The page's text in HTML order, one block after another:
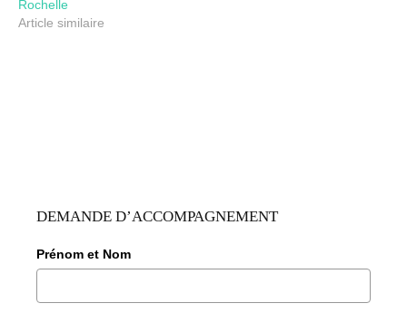
Rochelle
Article similaire
DEMANDE D’ACCOMPAGNEMENT
Prénom et Nom